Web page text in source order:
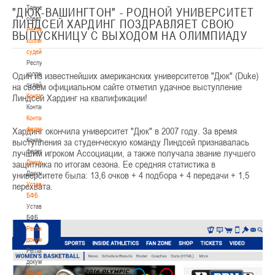
Тренерский
совет
Республиканская
коллегия
судей
Республиканская
коллегия
судей
Контакты
Контакты
Контакты
федерации
Контакты
федерации
Документы
Документы
Устав
БФБ
Устав
БФБ
Регламентирующие
документы
Регламентирующие
документы
Материалы
"ДЮК-ВАШИНГТОН" - РОДНОЙ УНИВЕРСИТЕТ
ЛИНДСЕЙ ХАРДИНГ ПОЗДРАВЛЯЕТ СВОЮ
ВЫПУСКНИЦУ С ВЫХОДОМ НА ОЛИМПИАДУ
Один из известнейших американских университетов "Дюк" (Duke)
на своем официальном сайте отметил удачное выступление
Линдсей Хардинг на квалификации!
Хардинг окончила университет "Дюк" в 2007 году. За время
выступления за студенческую команду Линдсей признавалась
лучшим игроком Ассоциации, а также получала звание лучшего
защитника по итогам сезона. Ее средняя статистика в
университете была: 13,6 очков + 4 подбора + 4 передачи + 1,5
перехвата.